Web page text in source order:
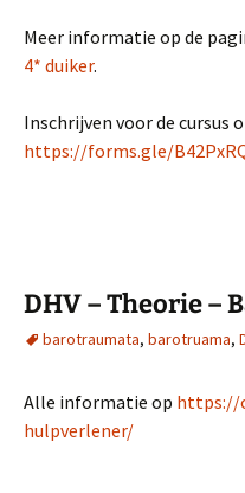
Meer informatie op de
4* duiker.
Inschrijven voor de cursus
https://forms.gle/
DHV – Theorie –
barotraumata, barotruama,
Alle informatie op https://
hulpverlener/